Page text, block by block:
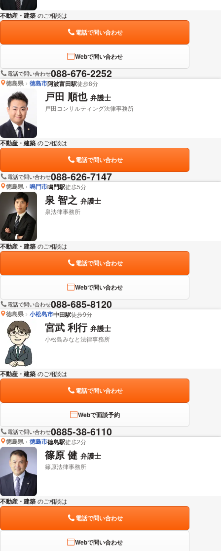
不動産・建築 のご相談は
電話で問い合わせ
Webで問い合わせ
電話で問い合わせ088-676-2252
徳島県 徳島市阿波富田駅徒歩8分
戸田 順也 弁護士
戸田コンサルティング法律事務所
不動産・建築 のご相談は
電話で問い合わせ
電話で問い合わせ088-626-7147
徳島県 鳴門市鳴門駅徒歩5分
泉 智之 弁護士
泉法律事務所
不動産・建築 のご相談は
電話で問い合わせ
Webで問い合わせ
電話で問い合わせ088-685-8120
徳島県 小松島市中田駅徒歩9分
宮武 利行 弁護士
小松島みなと法律事務所
不動産・建築 のご相談は
電話で問い合わせ
Webで面談予約
電話で問い合わせ0885-38-6110
徳島県 徳島市徳島駅徒歩2分
篠原 健 弁護士
篠原法律事務所
不動産・建築 のご相談は
電話で問い合わせ
Webで問い合わせ